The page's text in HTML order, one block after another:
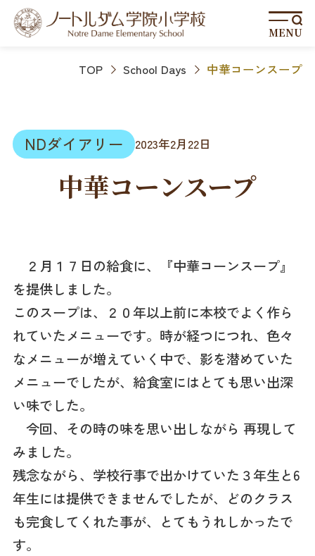
MENU
TOP School Days 中華コーンスープ
NDダイアリー 2023年2月22日
中華コーンスープ
２月１７日の給食に、『中華コーンスープ』
を提供しました。
このスープは、２０年以上前に本校でよく作ら
れていたメニューです。時が経つにつれ、色々
なメニューが増えていく中で、影を潜めていた
メニューでしたが、給食室にはとても思い出深
い味でした。
今回、その時の味を思い出しながら 再現して
みました。
残念ながら、学校行事で出かけていた３年生と6
年生には提供できませんでしたが、どのクラス
も完食してくれた事が、とてもうれしかったで
す。